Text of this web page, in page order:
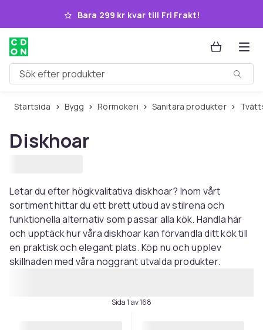
Hoppa till huvudinnehållet
Bara 299 kr kvar till Fri Frakt!
Sök efter produkter
Startsida Bygg Rörmokeri Sanitära produkter
Diskhoar
Letar du efter högkvalitativa diskhoar? Inom vårt
sortiment hittar du ett brett utbud av stilrena och
funktionella alternativ som passar alla kök. Handla här
och upptäck hur våra diskhoar kan förvandla ditt kök till
en praktisk och elegant plats. Köp nu och upplev
skillnaden med våra noggrant utvalda produkter.
Sida 1 av 168